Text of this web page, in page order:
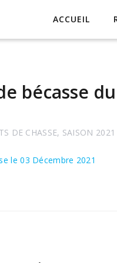
ACCUEIL
bécasse
DE CHASSE, SAISON
le 03 Décembre 2021